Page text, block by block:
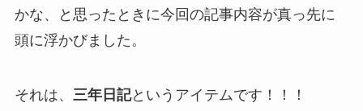
かな、と思ったときに今回の記事内容が真っ先に
頭に浮かびました。
それは、 三年日記というアイテムです！！！